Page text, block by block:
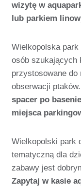
wizytę w
lub parkiem
Wielkopolska
osób szukających
przystosowane do
obserwacji ptaków.
spacer po
miejsca
Wielkopolski park
tematyczną dla
zabawy jest
Zapytaj w kasie